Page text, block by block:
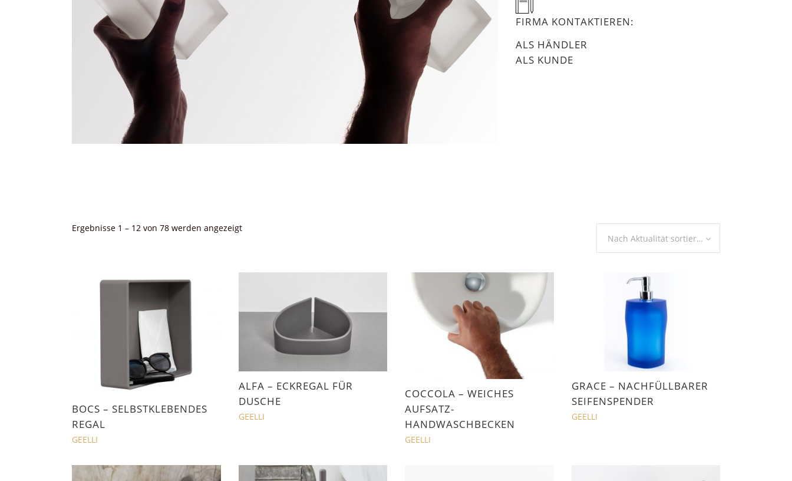
FIRMA KONTAKTIEREN:
ALS HÄNDLER
ALS KUNDE
Ergebnisse 1 – 12 von 78 werden angezeigtNach
Nach Aktualität sortieren
BOCS – SELBSTKLEBENDES
REGAL
GEELLI
ALFA – ECKREGAL FÜR
DUSCHE
GEELLI
COCCOLA – WEICHES
AUFSATZ-
HANDWASCHBECKEN
GEELLI
GRACE – NACHFÜLLBARER
SEIFENSPENDER
GEELLI